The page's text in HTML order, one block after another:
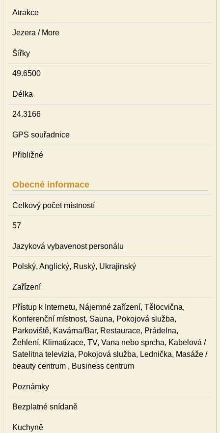
Atrakce
Jezera / More
Šířky
49.6500
Délka
24.3166
GPS souřadnice
Přibližné
Obecné informace
Celkový počet místností
57
Jazyková vybavenost personálu
Polský, Anglický, Ruský, Ukrajinský
Zařízení
Přístup k Internetu, Nájemné zařízení, Tělocvična,
Konferenční místnost, Sauna, Pokojová služba,
Parkoviště, Kavárna/Bar, Restaurace, Prádelna,
Žehlení, Klimatizace, TV, Vana nebo sprcha, Kabelová /
Satelitna televizia, Pokojová služba, Lednička, Masáže /
beauty centrum , Business centrum
Poznámky
Bezplatné snídaně
Kuchyně